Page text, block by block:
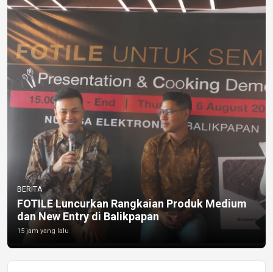
BERITA
FOTILE Luncurkan Rangkaian Produk Medium
dan New Entry di Balikpapan
15 jam yang lalu